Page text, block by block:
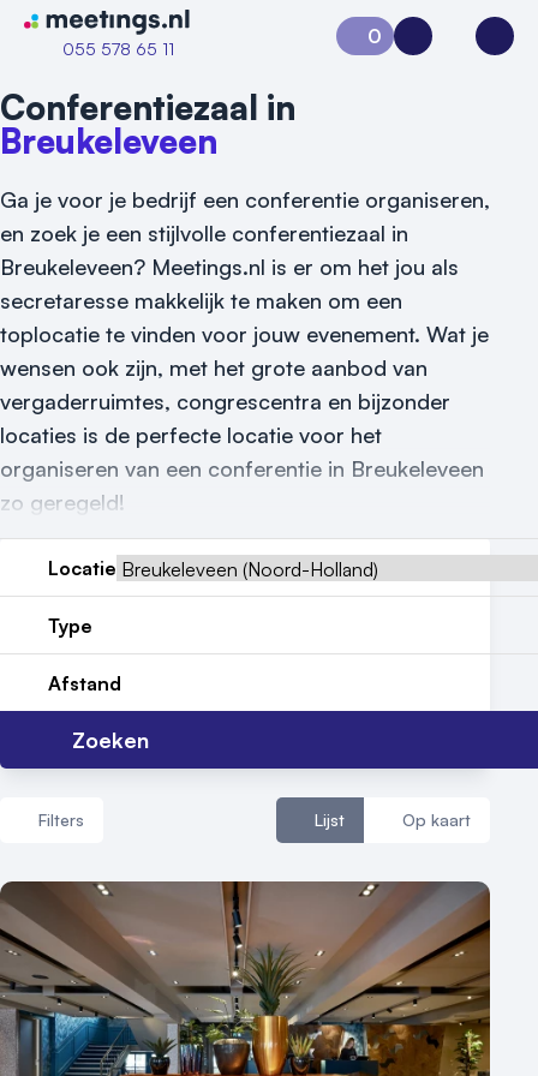
Naar home van Meetings
055 578 65 11
Vraag locatie aan
Locatiegids
Nieuws
Reviews (5⭐️)
Contact
0
Aanvraag 0Inloggen
Conferentiezaal in
Breukeleveen
Ga je voor je bedrijf een conferentie organiseren,
en zoek je een stijlvolle conferentiezaal in
Breukeleveen? Meetings.nl is er om het jou als
secretaresse makkelijk te maken om een
toplocatie te vinden voor jouw evenement. Wat je
wensen ook zijn, met het grote aanbod van
vergaderruimtes, congrescentra en bijzonder
locaties is de perfecte locatie voor het
organiseren van een conferentie in Breukeleveen
zo geregeld!
Locatie
Type
Afstand
Zoeken
Filters Lijst Op kaart
Aantal zalen
1 - 5 zalen
6 - 10 zalen
10 of meer zalen
Aantal personen